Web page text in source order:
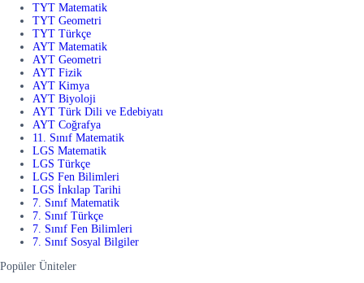
TYT Matematik
TYT Geometri
TYT Türkçe
AYT Matematik
AYT Geometri
AYT Fizik
AYT Kimya
AYT Biyoloji
AYT Türk Dili ve Edebiyatı
AYT Coğrafya
11. Sınıf Matematik
LGS Matematik
LGS Türkçe
LGS Fen Bilimleri
LGS İnkılap Tarihi
7. Sınıf Matematik
7. Sınıf Türkçe
7. Sınıf Fen Bilimleri
7. Sınıf Sosyal Bilgiler
Popüler Üniteler